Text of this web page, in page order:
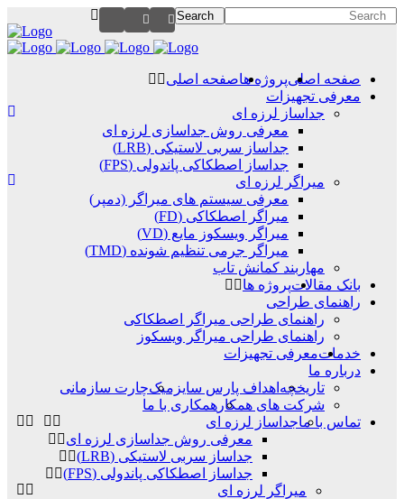
صفحه اصلیپروژه ها
معرفی تجهیزات
جداساز لرزه ای
معرفی روش جداسازی لرزه ای
جداساز سربی لاستیکی (LRB)
جداساز اصطکاکی پاندولی (FPS)
میراگر لرزه ای
معرفی سیستم های میراگر (دمپر)
میراگر اصطکاکی (FD)
میراگر ویسکوز مایع (VD)
میراگر جرمی تنظیم شونده (TMD)
مهاربند کمانش تاب
بانک مقالات
راهنمای طراحی
راهنمای طراحی میراگر اصطکاکی
راهنمای طراحی میراگر ویسکوز
خدمات
درباره ما
تاریخچه اهداف پارس سایزمیکچارت سازمانی
شرکت های همکار همکاری با ما
تماس با ما
صفحه اصلی
پروژه ها
معرفی تجهیزات
جداساز لرزه ای
معرفی روش جداسازی لرزه ای
جداساز سربی لاستیکی (LRB)
جداساز اصطکاکی پاندولی (FPS)
میراگر لرزه ای